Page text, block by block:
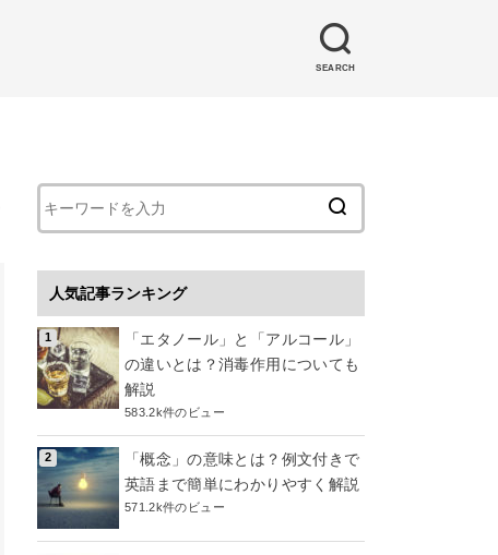
SEARCH
人気記事ランキング
「エタノール」と「アルコール」
の違いとは？消毒作用についても
解説
583.2k件のビュー
「概念」の意味とは？例文付きで
英語まで簡単にわかりやすく解説
571.2k件のビュー